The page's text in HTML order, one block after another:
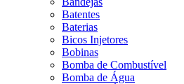
Batentes
Baterias
Bicos Injetores
Bobinas
Bomba de Combustível
Bomba de Água